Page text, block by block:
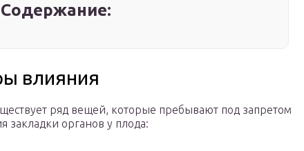
Содержание:
влияния
ряд вещей, которые пребывают под запретом
закладки органов у плода: